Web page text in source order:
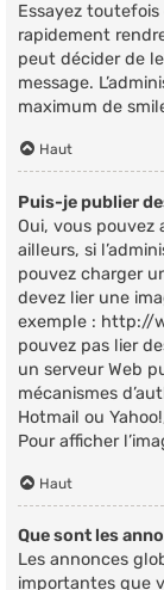
Essayez
rapidement
peut décider de
message.
maximum de
Haut
Puis-je publier
Oui, vous pouvez
ailleurs, si
pouvez charger
devez lier une
exemple : http://
pouvez pas lier
un serveur Web
mécanismes
Hotmail ou
Pour afficher
Haut
Que sont les
Les annonces
importantes que